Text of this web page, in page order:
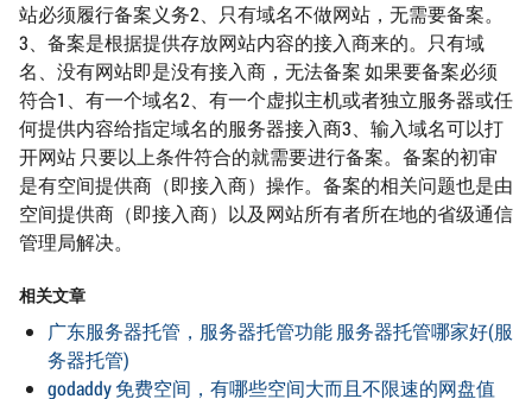
站必须履行备案义务2、只有域名不做网站，无需要备案。
3、备案是根据提供存放网站内容的接入商来的。只有域
名、没有网站即是没有接入商，无法备案 如果要备案必须
符合1、有一个域名2、有一个虚拟主机或者独立服务器或任
何提供内容给指定域名的服务器接入商3、输入域名可以打
开网站 只要以上条件符合的就需要进行备案。备案的初审
是有空间提供商（即接入商）操作。备案的相关问题也是由
空间提供商（即接入商）以及网站所有者所在地的省级通信
管理局解决。
相关文章
广东服务器托管，服务器托管功能 服务器托管哪家好(服
务器托管)
godaddy 免费空间，有哪些空间大而且不限速的网盘值